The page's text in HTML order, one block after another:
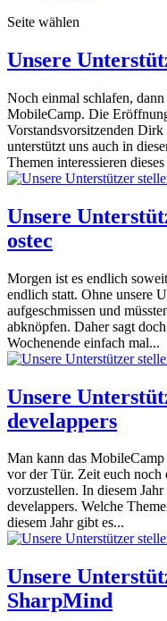
Seite wählen
Unsere
Noch einmal schlafen,
MobileCamp. Die
Vorstandsvorsitzenden
unterstützt uns auch in
Themen interessieren dieses
Unsere
ostec
Morgen ist es endlich
endlich statt. Ohne unsere
aufgeschmissen und
abknöpfen. Daher sagt
Wochenende einfach mal...
Unsere
develappers
Man kann das
vor der Tür. Zeit euch noch
vorzustellen. In diesem
develappers. Welche
diesem Jahr gibt es...
Unsere
SharpMind